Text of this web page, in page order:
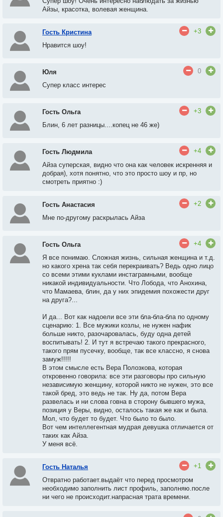
Айзы, красотка, волевая женщина.
Гость Кристина
+3
Нравится шоу!
Юля
0
Супер класс интерес
Гость Ольга
+3
Блин, 6 лет разницы....копец не 46 же)
Гость Людмила
+4
Айза суперская, видно что она как человек искренняя и
добрая), хотя понятно, что это просто шоу и пр, но
смотреть приятно :)
Гость Анастасия
+2
Мне по-другому раскрылась Айза
Гость Ольга
+4
Я все понимаю. Сложная жизнь, сильная женщина и т.д.
но какого хрена так себя перекраивать? Ведь одно лицо
со всеми этими куклами инстаграмными, вообще
никакой индивидуальности. Что Лобода, что Анохина,
что Мамаева, блин, да у них эпидемия похожести друг
на друга?...
И да... Вот как надоели все эти бла-бла-бла по одному
сценарию: 1. Все мужики козлы, не нужен нафик
больше никто, разочаровалась, буду одна детей
воспитывать! 2. И тут я встречаю такого прекрасного,
такого прям пусечку, вообще, так все классно, я снова
замуж!!!!!
В этом смысле есть Вера Полозкова, которая
откровенно говорила: все эти разговоры про сильную
независимую женщину, которой никто не нужен, это все
такой бред, это ведь не так. Ну да, потом Вера
развелась и ни слова говна в сторону бывшего мужа,
позиция у Веры, видно, осталось такая же как и была.
Мол, что будет то будет. Что было то было.
Вот чем интеллегентная мудрая девушка отличается от
таких как Айза.
У меня всё.
Гость Наталья
+1
Отвратно работает.выдаёт что перед просмотром
необходимо заполнить лист профиль, заполняю.после
ни чего не происходит.напрасная трата времени.